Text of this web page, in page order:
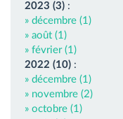
2023 (3) :
» décembre (1)
» août (1)
» février (1)
2022 (10) :
» décembre (1)
» novembre (2)
» octobre (1)